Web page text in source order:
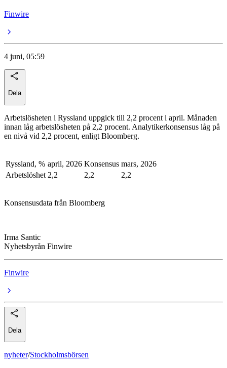
Finwire
4 juni, 05:59
Dela
Arbetslösheten i Ryssland uppgick till 2,2 procent i april. Månaden
innan låg arbetslösheten på 2,2 procent. Analytikerkonsensus låg på
en nivå vid 2,2 procent, enligt Bloomberg.
Ryssland, % april, 2026 Konsensus mars, 2026
Arbetslöshet 2,2 2,2 2,2
Konsensusdata från Bloomberg
Irma Santic
Nyhetsbyrån Finwire
Finwire
Dela
nyheter/Stockholmsbörsen